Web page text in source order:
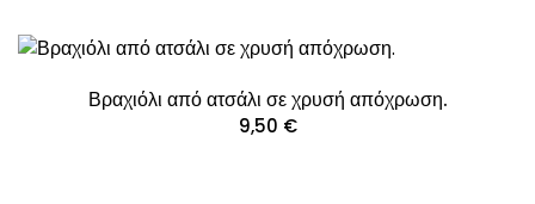
Βραχιόλι από ατσάλι σε χρυσή απόχρωση.
9,50 €